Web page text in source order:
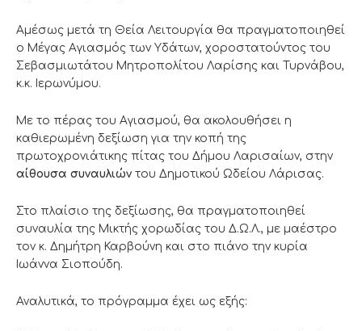
Αμέσως μετά τη Θεία Λειτουργία θα πραγματοποιηθεί
ο Μέγας Αγιασμός των Υδάτων, χοροστατούντος του
Σεβασμιωτάτου Μητροπολίτου Λαρίσης και Τυρνάβου,
κ.κ. Ιερωνύμου.
Με το πέρας του Αγιασμού, θα ακολουθήσει η
καθιερωμένη δεξίωση για την κοπή της
πρωτοχρονιάτικης πίτας του Δήμου Λαρισαίων, στην
αίθουσα συναυλιών του Δημοτικού Ωδείου Λάρισας.
Στο πλαίσιο της δεξίωσης, θα πραγματοποιηθεί
συναυλία της Μικτής χορωδίας του Δ.Ω.Λ., με μαέστρο
τον κ. Δημήτρη Καρβούνη και στο πιάνο την κυρία
Ιωάννα Σιοπούδη.
Αναλυτικά, το πρόγραμμα έχει ως εξής: